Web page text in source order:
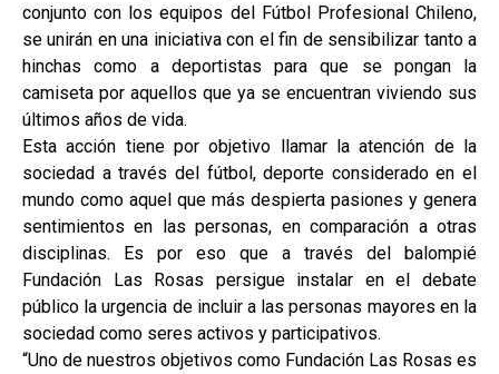
conjunto con los equipos del Fútbol Profesional Chileno,
se unirán en una iniciativa con el fin de sensibilizar tanto a
hinchas como a deportistas para que se pongan la
camiseta por aquellos que ya se encuentran viviendo sus
últimos años de vida.
Esta acción tiene por objetivo llamar la atención de la
sociedad a través del fútbol, deporte considerado en el
mundo como aquel que más despierta pasiones y genera
sentimientos en las personas, en comparación a otras
disciplinas. Es por eso que a través del balompié
Fundación Las Rosas persigue instalar en el debate
público la urgencia de incluir a las personas mayores en la
sociedad como seres activos y participativos.
“Uno de nuestros objetivos como Fundación Las Rosas es